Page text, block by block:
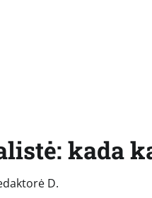
kada
D.